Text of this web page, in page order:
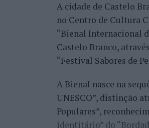
Já Jaime Faria venceu
alcançando também
Darderi, num
Nuno Borges,
segunda ronda pelo
sets.
Henrique Rocha e
A cidade de Castelo
no Centro de Cultura
“Bienal Internacional
Castelo Branco,
“Festival Sabores de
A Bienal nasce na
UNESCO”, distinção
Populares”,
identitário” do